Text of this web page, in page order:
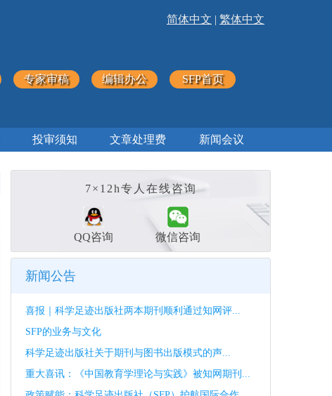
简体中文 | 繁体中文
专家审稿 编辑办公 SFP首页
投审须知 文章处理费 新闻会议
7×12h专人在线咨询
QQ咨询 微信咨询
新闻公告
喜报｜科学足迹出版社两本期刊顺利通过知网评...
SFP的业务与文化
科学足迹出版社关于期刊与图书出版模式的声...
重大喜讯：《中国教育学理论与实践》被知网期刊...